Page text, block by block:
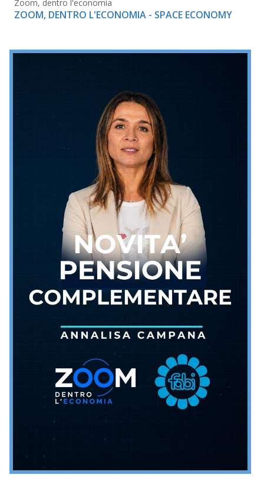
Zoom, dentro l'economia
ZOOM, DENTRO L'ECONOMIA - SPACE ECONOMY